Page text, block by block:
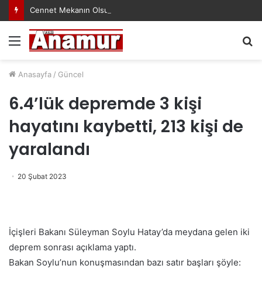
Cennet Mekanın Olsun Duygu Öksüz Canova
Menü
Anasayfa / Güncel
6.4’lük depremde 3 kişi
hayatını kaybetti, 213 kişi de
yaralandı
20 Şubat 2023
İçişleri Bakanı Süleyman Soylu Hatay’da meydana gelen iki
deprem sonrası açıklama yaptı.
Bakan Soylu’nun konuşmasından bazı satır başları şöyle: